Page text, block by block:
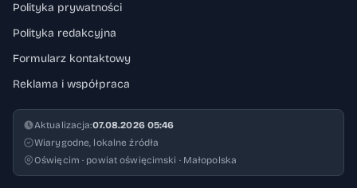
Polityka prywatności
Polityka redakcyjna
Formularz kontaktowy
Reklama i współpraca
Aktualizacja:07.08.2026 05:46
Wiarygodne, lokalne źródła
Oświęcim · powiat oświęcimski · Małopolska